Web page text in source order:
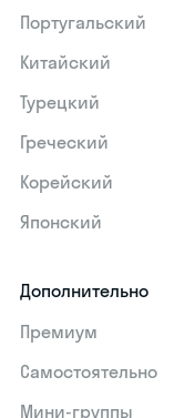
Португальский
Китайский
Турецкий
Греческий
Корейский
Японский
Дополнительно
Премиум
Самостоятельно
Мини-группы